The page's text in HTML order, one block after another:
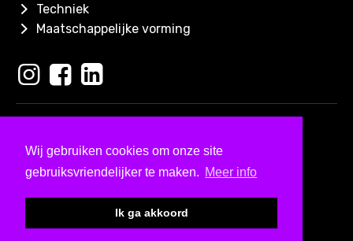
Wij gebruiken cookies om onze site
gebruiksvriendelijker te maken. Meer info
Ik ga akkoord
Techniek
Maatschappelijke vorming
Skills for Kids
Ontwerp & ontwikkeld door